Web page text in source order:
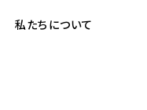
私たちについて